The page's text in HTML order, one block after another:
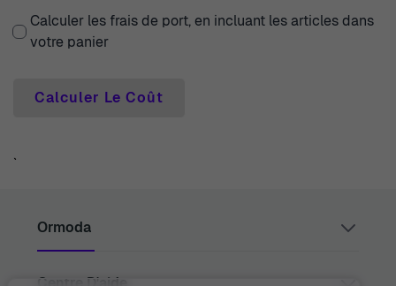
Calculer les frais de port, en incluant les articles dans
votre panier
Calculer Le Coût
`
Ormoda
Juul Grietensstraat 9/11, 2140 Antwerp, Belgium